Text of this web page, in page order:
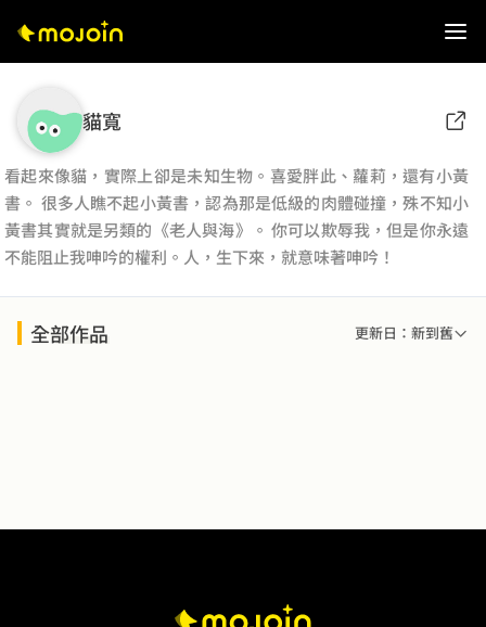
貓寬
看起來像貓，實際上卻是未知生物。喜愛胖此、蘿莉，還有小黃
書。 很多人瞧不起小黃書，認為那是低級的肉體碰撞，殊不知小
黃書其實就是另類的《老人與海》。 你可以欺辱我，但是你永遠
不能阻止我呻吟的權利。人，生下來，就意味著呻吟！
全部作品 更新日：新到舊